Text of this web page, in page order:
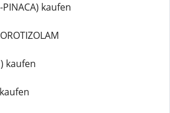
PINACA) kaufen
kaufen